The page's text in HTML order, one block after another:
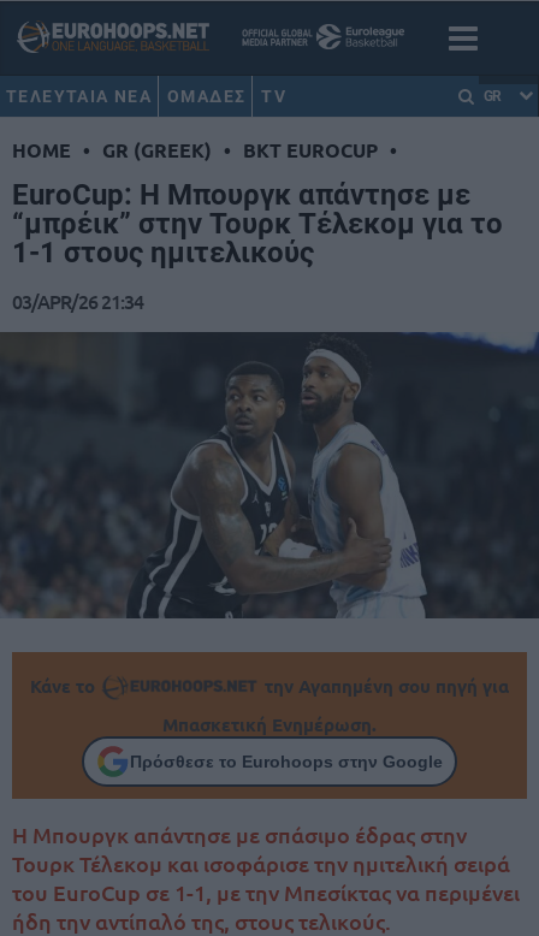
ΤΕΛΕΥΤΑΙΑ ΝΕΑ ΟΜΑΔΕΣ TV GR
HOME • GR (GREEK) • BKT EUROCUP •
EuroCup: Η Μπουργκ απάντησε με
“μπρέικ” στην Τουρκ Τέλεκομ για το
1-1 στους ημιτελικούς
03/APR/26 21:34
Κάνε το
την Αγαπημένη σου πηγή για
Μπασκετική Ενημέρωση.
Πρόσθεσε το Eurohoops στην Google
Η Μπουργκ απάντησε με σπάσιμο έδρας στην
Τουρκ Τέλεκομ και ισοφάρισε την ημιτελική σειρά
του EuroCup σε 1-1, με την Μπεσίκτας να περιμένει
ήδη την αντίπαλό της, στους τελικούς.